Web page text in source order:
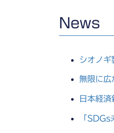
News
シオノ
無限に広
日本経
「